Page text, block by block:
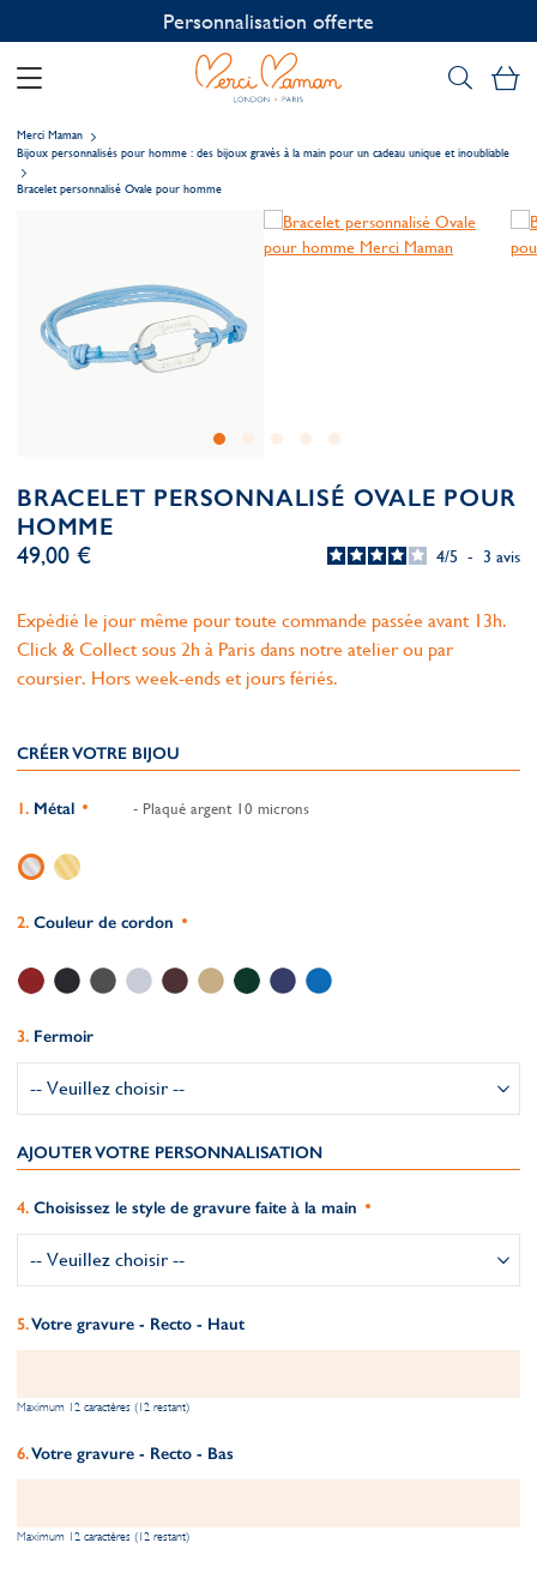
Personnalisation offerte
Merci Maman
Bijoux personnalisés pour homme : des bijoux gravés à la main pour un cadeau unique et inoubliable
Bracelet personnalisé Ovale pour homme
BRACELET PERSONNALISÉ OVALE POUR
HOMME
4/5 - 3 avis
49,00 €
Expédié le jour même pour toute commande passée avant 13h.
Click & Collect sous 2h à Paris dans notre atelier ou par
coursier. Hors week-ends et jours fériés.
CRÉER VOTRE BIJOU
Métal - Plaqué argent 10 microns
Couleur de cordon
Fermoir
AJOUTER VOTRE PERSONNALISATION
Choisissez le style de gravure faite à la main
Votre gravure - Recto - Haut
Maximum 12 caractères (12 restant)
Votre gravure - Recto - Bas
Maximum 12 caractères (12 restant)